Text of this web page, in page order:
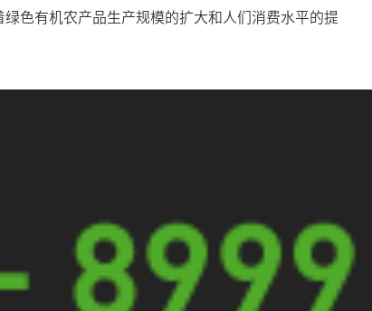
色有机农产品生产规模的扩大和人们消费水平的提